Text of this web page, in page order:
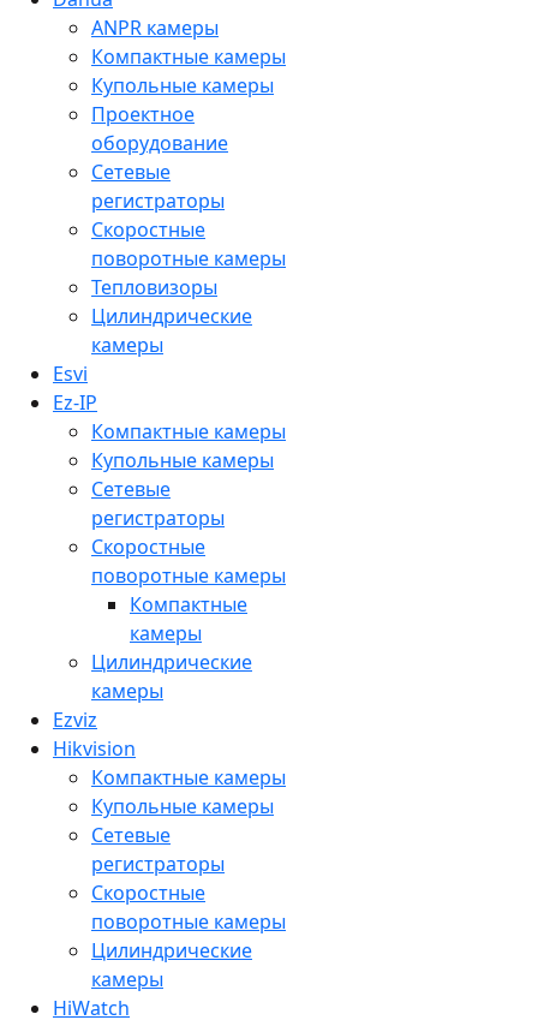
ANPR камеры
Компактные камеры
Купольные камеры
Проектное
оборудование
Сетевые
регистраторы
Скоростные
поворотные камеры
Тепловизоры
Цилиндрические
камеры
Esvi
Ez-IP
Компактные камеры
Купольные камеры
Сетевые
регистраторы
Скоростные
поворотные камеры
Компактные
камеры
Цилиндрические
камеры
Ezviz
Hikvision
Компактные камеры
Купольные камеры
Сетевые
регистраторы
Скоростные
поворотные камеры
Цилиндрические
камеры
HiWatch